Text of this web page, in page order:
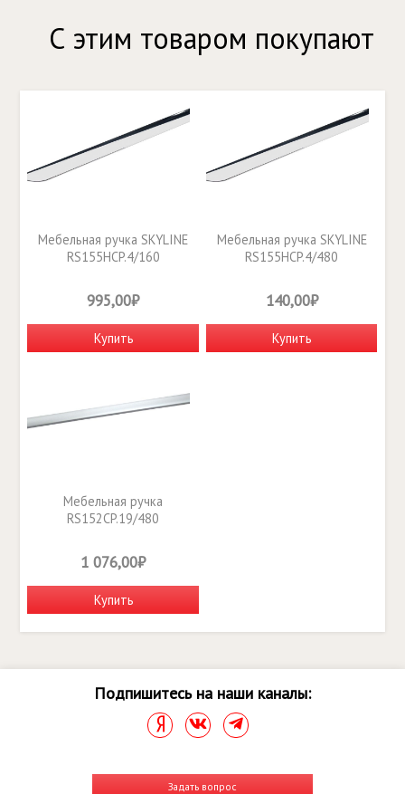
С этим товаром покупают
Мебельная ручка SKYLINE
RS155HCP.4/160
995,00₽
Купить
Мебельная ручка SKYLINE
RS155HCP.4/480
140,00₽
Купить
Мебельная ручка
RS152CP.19/480
1 076,00₽
Купить
Подпишитесь на наши каналы:
Задать вопрос